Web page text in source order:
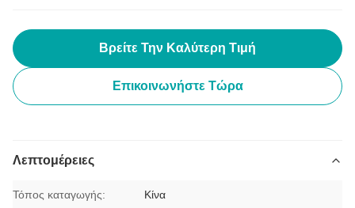
Βρείτε Την Καλύτερη Τιμή
Επικοινωνήστε Τώρα
Λεπτομέρειες
Τόπος καταγωγής: Κίνα